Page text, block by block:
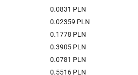
0.0831 PLN
0.02359 PLN
0.1778 PLN
0.3905 PLN
0.0781 PLN
0.5516 PLN